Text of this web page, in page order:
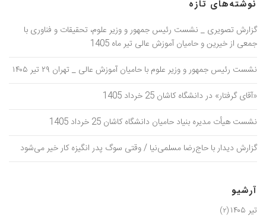
نوشته‌های تازه
گزارش تصویری _ نشست رئیس جمهور و وزیر علوم، تحقیقات و فناوری با
جمعی از خیرین و حامیان آموزش عالی تیر ماه 1405
نشست رئیس جمهور و وزیر علوم با حامیان آموزش عالی _ تهران ۲۹ تیر ۱۴۰۵
«آقای گرفتار» در دانشگاه کاشان 25 خرداد 1405
نشست هیأت مدیره بنیاد حامیان دانشگاه کاشان 25 خرداد 1405
گزارش دیدار با حاج‌رضا مسلمی‌نیا / وقتی سوگ پدر انگیزه کار خیر می‌شود
آرشیو
تیر ۱۴۰۵ (۲)